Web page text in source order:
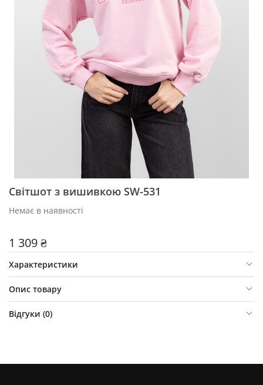
Світшот з вишивкою SW-531
Немає в наявності
1 309 ₴
Характеристики
Опис товару
Відгуки (0)